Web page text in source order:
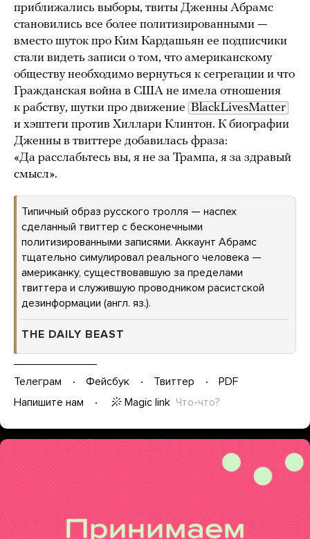
приближались выборы, твиты Дженны Абрамс
становились все более политизированными —
вместо шуток про Ким Кардашьян ее подписчики
стали видеть записи о том, что американскому
обществу необходимо вернуться к сегрегации и что
Гражданская война в США не имела отношения
к рабству, шутки про движение BlackLivesMatter
и хэштеги против Хиллари Клинтон. К биографии
Дженны в твиттере добавилась фраза:
«Да расслабьтесь вы, я не за Трампа, я за здравый
смысл».
Типичный образ русского тролля — наспех
сделанный твиттер с бесконечными
политизированными записями. Аккаунт Абрамс
тщательно симулировал реального человека —
американку, существовавшую за пределами
твиттера и служившую проводником расистской
дезинформации (англ. яз.).
THE DAILY BEAST
Телеграм Фейсбук Твиттер
PDF
Напишите нам
Magic link Что-что?